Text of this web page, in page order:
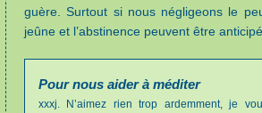
guère. Surtout si nous négligeons le
jeûne et l’abstinence peuvent être
Pour nous aider à méditer
xxxj. N’aimez rien trop ardemment, je